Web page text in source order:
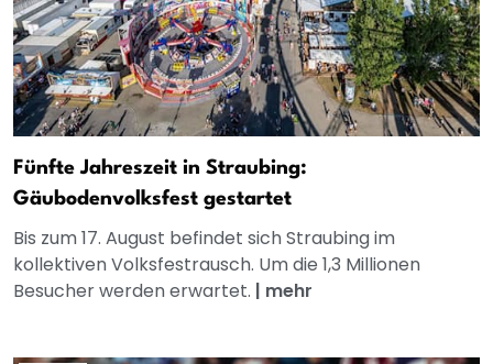
Fünfte Jahreszeit in Straubing:
Gäubodenvolksfest gestartet
Bis zum 17. August befindet sich Straubing im
kollektiven Volksfestrausch. Um die 1,3 Millionen
Besucher werden erwartet. | mehr